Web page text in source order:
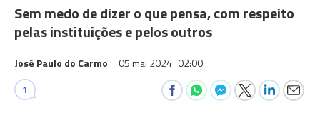
Sem medo de dizer o que pensa, com respeito
pelas instituições e pelos outros
José Paulo do Carmo 05 mai 2024 02:00
1